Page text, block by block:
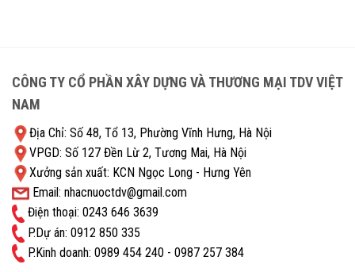
CÔNG TY CỔ PHẦN XÂY DỰNG VÀ THƯƠNG MẠI TDV VIỆT
NAM
Địa Chỉ: Số 48, Tổ 13, Phường Vĩnh Hưng, Hà Nội
VPGD: Số 127 Đền Lừ 2, Tương Mai, Hà Nội
Xưởng sản xuất: KCN Ngọc Long - Hưng Yên
Email: nhacnuoctdv@gmail.com
Điện thoại: 0243 646 3639
P.Dự án: 0912 850 335
P.Kinh doanh: ‭0989 454 240 - 0987 257 384